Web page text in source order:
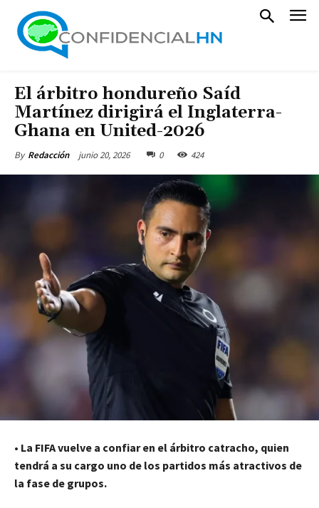
El árbitro hondureño Saíd
Martínez dirigirá el Inglaterra-
Ghana en United-2026
By Redacción junio 20, 2026 0 424
• La FIFA vuelve a confiar en el árbitro catracho, quien
tendrá a su cargo uno de los partidos más atractivos de
la fase de grupos.